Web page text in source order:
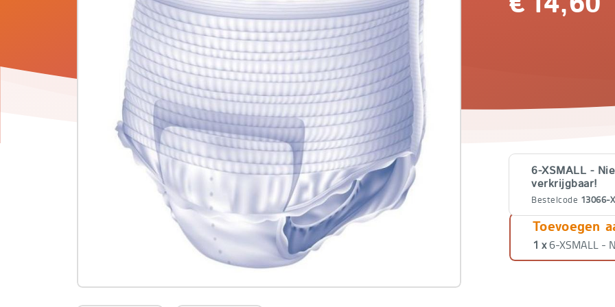
€ 14,60
Product
informatie
PULL-
Varianten
6-XSMALL -
verkrijgbaar!
Bestelcode 13066-
6-XSMALL -
verkrijgbaar!
Bestelcode13066-
Toevoegen
1 x6-XSMALL -